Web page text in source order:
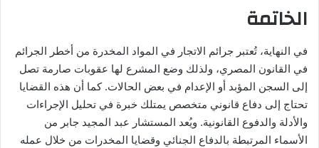
الخاتمة
في النهاية، تُعتبر جرائم الاتجار في المواد المخدرة من أخطر الجرائم
في القانون المصري، ولذلك وضع المشرع لها عقوبات صارمة تصل
إلى السجن المؤبد أو الإعدام في بعض الحالات. كما أن هذه القضايا
تحتاج إلى دفاع قانوني متخصص يمتلك خبرة في تحليل الإجراءات
والأدلة والدفوع القانونية. ويُعد المستشار عبد المجيد جابر من
الأسماء المرتبطة بالدفاع الجنائي وقضايا المخدرات من خلال عمله